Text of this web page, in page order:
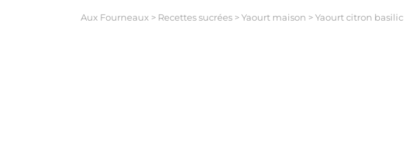
Aux Fourneaux > Recettes sucrées >Yaourt maison >Yaourt citron basilic